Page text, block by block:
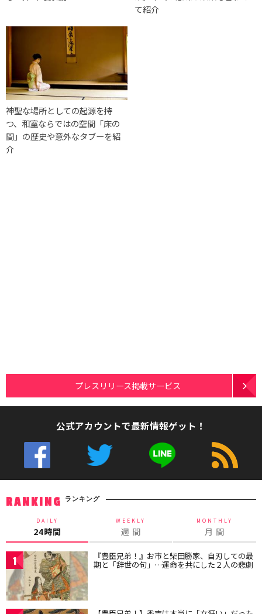
て紹介
神聖な場所としての起源を持
つ、和室ならではの空間「床の
間」の歴史や意外なタブーを紹
介
プレスリリース掲載サービス
公式アカウントで最新情報ゲット！
RANKING ランキング
DAILY
24時間
WEEKLY
週 間
MONTHLY
月 間
1 『豊臣兄弟！』お市と柴田勝家、自刃しての最
期と「辞世の句」…運命を共にした２人の悲劇